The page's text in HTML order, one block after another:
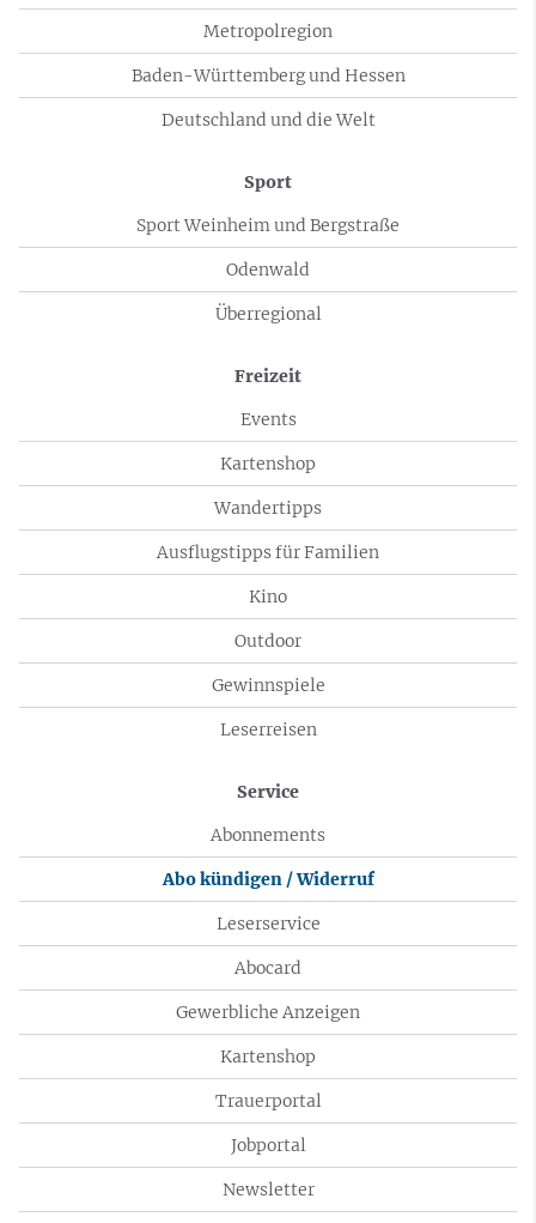
Metropolregion
Baden-Württemberg und Hessen
Deutschland und die Welt
Sport
Sport Weinheim und Bergstraße
Odenwald
Überregional
Freizeit
Events
Kartenshop
Wandertipps
Ausflugstipps für Familien
Kino
Outdoor
Gewinnspiele
Leserreisen
Service
Abonnements
Abo kündigen / Widerruf
Leserservice
Abocard
Gewerbliche Anzeigen
Kartenshop
Trauerportal
Jobportal
Newsletter